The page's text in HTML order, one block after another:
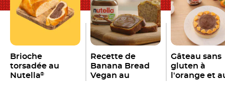
Brioche
torsadée au
Nutella®
Recette de
Banana Bread
Vegan au
Gâteau sans
gluten à
l'orange et